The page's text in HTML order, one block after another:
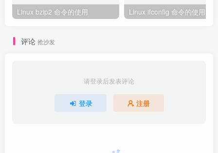
Linux bzip2 命令的使用 Linux ifconfig 命令的使用
评论 抢沙发
请登录后发表评论
登录 注册